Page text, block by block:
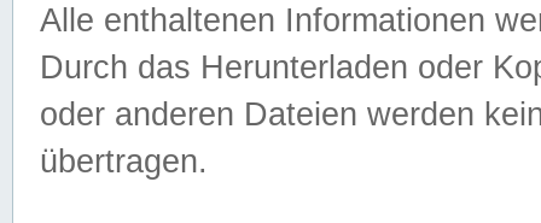
Alle enthaltenen Informationen
Durch das Herunterladen oder
oder anderen Dateien werden
übertragen.